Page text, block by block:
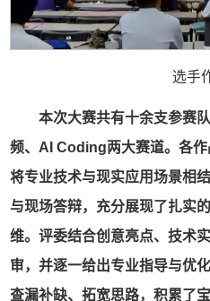
选手
本次大赛共有十余支参赛
频、AI Coding两大赛道。各作
将专业技术与现实应用场景相
与现场答辩，充分展现了扎实
维。评委结合创意亮点、技术
审，并逐一给出专业指导与优
查漏补缺、拓宽思路，积累了